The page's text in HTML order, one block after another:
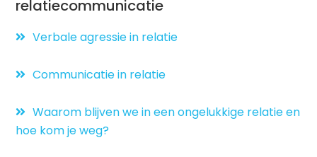
relatiecommunicatie
Verbale agressie in relatie
Communicatie in relatie
Waarom blijven we in een ongelukkige relatie en
hoe kom je weg?